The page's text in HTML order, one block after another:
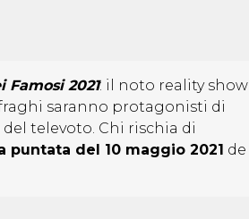
Famosi 2021: il noto reality show
saranno protagonisti di
televoto. Chi rischia di
puntata del 10 maggio 2021 de